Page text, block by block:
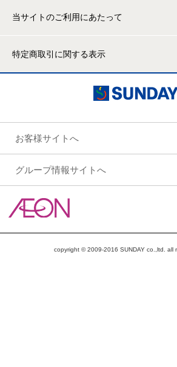
当サイトのご利用にあたって
特定商取引に関する表示
お客様サイトへ
グループ情報サイトへ
copyright © 2009-2016 SUNDAY co.,ltd. all